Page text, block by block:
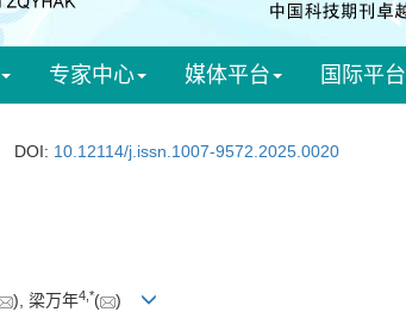
专家中心 媒体平台 国际平台
DOI: 10.12114/j.issn.1007-9572.2025.0020
), 梁万年4 *( )